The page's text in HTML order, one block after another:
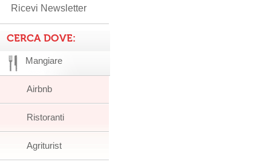
Ricevi Newsletter
CERCA DOVE:
Mangiare
Airbnb
Ristoranti
Agriturist